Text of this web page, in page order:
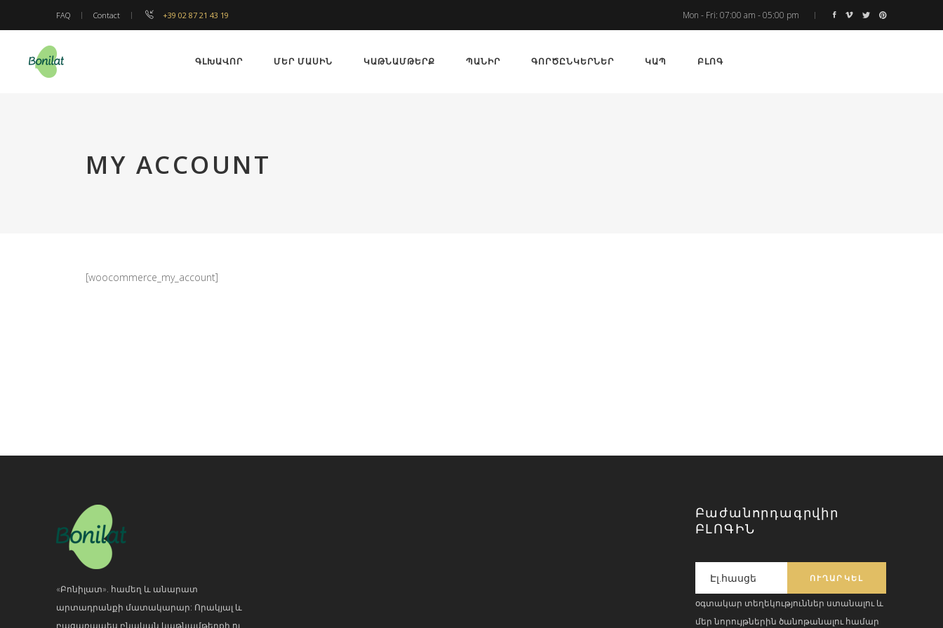
FAQ Contact +39 02 87 21 43 19 Mon - Fri: 07:00 am - 05:00 pm
ԳԼԽԱՎՈՐ ՄԵՐ ՄԱՍԻՆ ԿԱԹՆԱՄԹԵՐՔ ՊԱՆԻՐ ԳՈՐԾԸՆԿԵՐՆԵՐ ԿԱՊ ԲԼՈԳ
MY ACCOUNT
[woocommerce_my_account]
«Բոնիլատ». համեղ և անարատ
արտադրանքի մատակարար: Որակյալ և
Բաժանորդագրվիր
ԲԼՈԳԻՆ
օգտակար տեղեկություններ ստանալու և
մեր նորույթներին ծանոթանալու համար